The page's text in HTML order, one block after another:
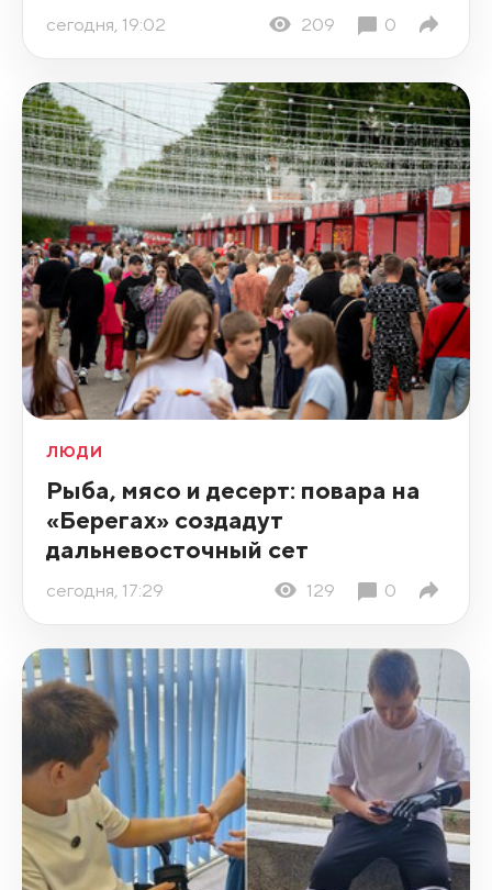
сегодня, 19:02 209 0
ЛЮДИ
Рыба, мясо и десерт: повара на
«Берегах» создадут
дальневосточный сет
сегодня, 17:29 129 0